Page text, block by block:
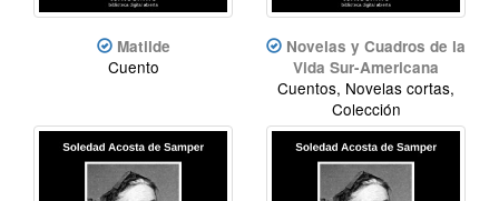
Matilde
Cuento
Novelas y Cuadros de la
Vida Sur-Americana
Cuentos, Novelas cortas,
Colección